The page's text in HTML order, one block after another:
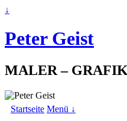
↓
Peter Geist
MALER –
Startseite Menü ↓